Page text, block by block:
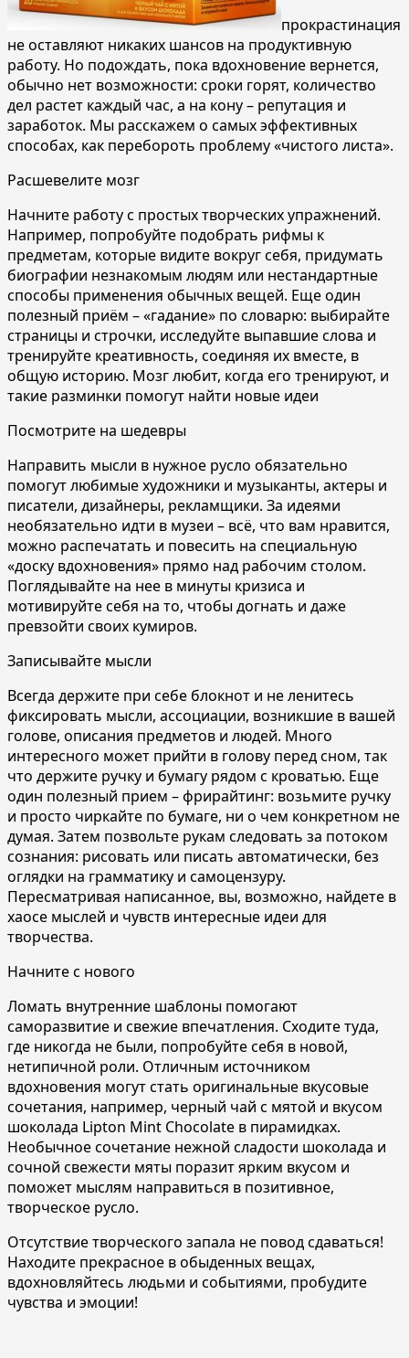
прокрастинация
не оставляют никаких шансов на продуктивную
работу. Но подождать, пока вдохновение вернется,
обычно нет возможности: сроки горят, количество
дел растет каждый час, а на кону – репутация и
заработок. Мы расскажем о самых эффективных
способах, как перебороть проблему «чистого листа».
Расшевелите мозг
Начните работу с простых творческих упражнений.
Например, попробуйте подобрать рифмы к
предметам, которые видите вокруг себя, придумать
биографии незнакомым людям или нестандартные
способы применения обычных вещей. Еще один
полезный приём – «гадание» по словарю: выбирайте
страницы и строчки, исследуйте выпавшие слова и
тренируйте креативность, соединяя их вместе, в
общую историю. Мозг любит, когда его тренируют, и
такие разминки помогут найти новые идеи
Посмотрите на шедевры
Направить мысли в нужное русло обязательно
помогут любимые художники и музыканты, актеры и
писатели, дизайнеры, рекламщики. За идеями
необязательно идти в музеи – всё, что вам нравится,
можно распечатать и повесить на специальную
«доску вдохновения» прямо над рабочим столом.
Поглядывайте на нее в минуты кризиса и
мотивируйте себя на то, чтобы догнать и даже
превзойти своих кумиров.
Записывайте мысли
Всегда держите при себе блокнот и не ленитесь
фиксировать мысли, ассоциации, возникшие в вашей
голове, описания предметов и людей. Много
интересного может прийти в голову перед сном, так
что держите ручку и бумагу рядом с кроватью. Еще
один полезный прием – фрирайтинг: возьмите ручку
и просто чиркайте по бумаге, ни о чем конкретном не
думая. Затем позвольте рукам следовать за потоком
сознания: рисовать или писать автоматически, без
оглядки на грамматику и самоцензуру.
Пересматривая написанное, вы, возможно, найдете в
хаосе мыслей и чувств интересные идеи для
творчества.
Начните с нового
Ломать внутренние шаблоны помогают
саморазвитие и свежие впечатления. Сходите туда,
где никогда не были, попробуйте себя в новой,
нетипичной роли. Отличным источником
вдохновения могут стать оригинальные вкусовые
сочетания, например, черный чай с мятой и вкусом
шоколада Lipton Mint Chocolate в пирамидках.
Необычное сочетание нежной сладости шоколада и
сочной свежести мяты поразит ярким вкусом и
поможет мыслям направиться в позитивное,
творческое русло.
Отсутствие творческого запала не повод сдаваться!
Находите прекрасное в обыденных вещах,
вдохновляйтесь людьми и событиями, пробудите
чувства и эмоции!